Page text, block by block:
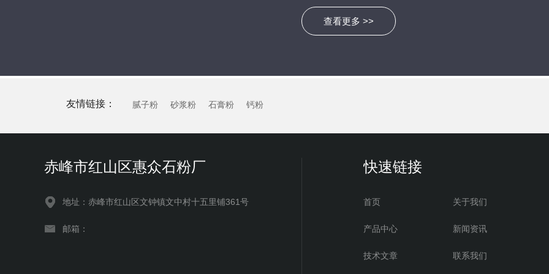
查看更多 >>
友情链接： 腻子粉 砂浆粉 石膏粉 钙粉
赤峰市红山区惠众石粉厂
地址：赤峰市红山区文钟镇文中村十五里铺361号
邮箱：
快速链接
首页 关于我们
产品中心 新闻资讯
技术文章 联系我们